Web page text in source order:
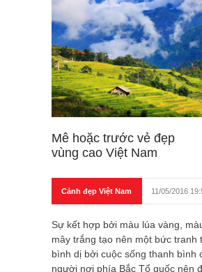
Mê hoặc trước vẻ đẹp
vùng cao Việt Nam
Cảnh đẹp Việt Nam 11/05/2016
Sự kết hợp bởi màu lúa vàng,
mây trắng tạo nên một bức tranh
bình dị bởi cuộc sống thanh bình
người nơi phía Bắc Tổ quốc nên